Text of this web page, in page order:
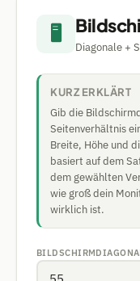
🖥️
Diagonale +
KURZ ERKLÄRT
Gib die
Seitenverhältnis
Breite, Höhe und
basiert auf dem
dem gewählten
wie groß dein
wirklich ist.